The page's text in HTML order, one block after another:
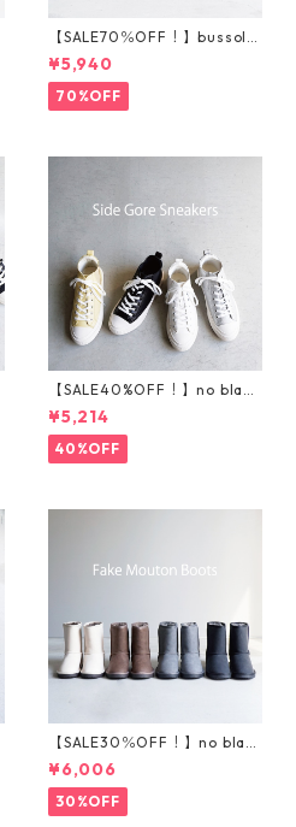
【SALE70％OFF！】bussola
ブソラ ラメショートブー
ツ 925520
¥5,940
70%OFF
【SALE40%OFF！】no bland
サイドゴアハイカットスニ
ーカー T5002
¥5,214
40%OFF
【SALE30％OFF！】no blan
d フェイクムートンブーツ
201-1
¥6,006
30%OFF